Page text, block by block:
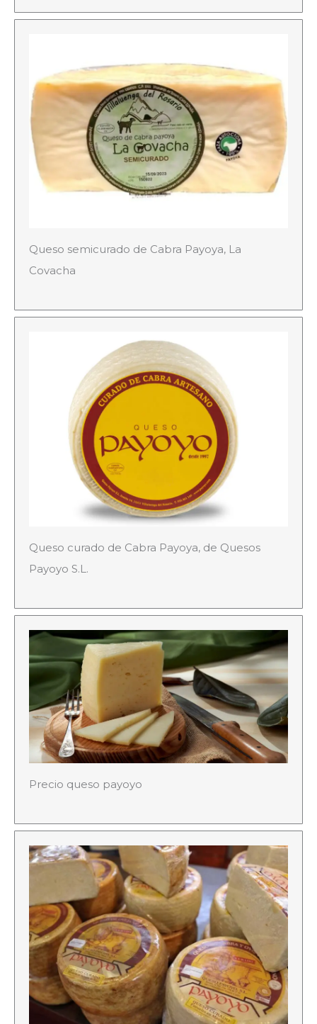
Queso semicurado de Cabra Payoya, La
Covacha
Queso curado de Cabra Payoya, de Quesos
Payoyo S.L.
Precio queso payoyo